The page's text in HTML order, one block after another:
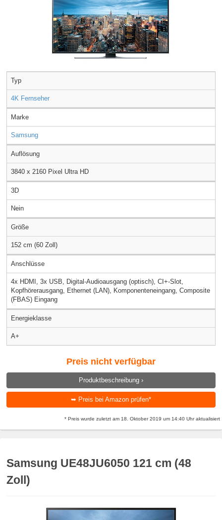
Typ
4K Fernseher
Marke
Samsung
Auflösung
3840 x 2160 Pixel Ultra HD
3D
Nein
Größe
152 cm (60 Zoll)
Anschlüsse
4x HDMI, 3x USB, Digital-Audioausgang (optisch), CI+-Slot,
Kopfhörerausgang, Ethernet (LAN), Komponenteneingang, Composite
(FBAS) Eingang
Energieklasse
A+
Preis nicht verfügbar
Produktbeschreibung ›
➥ Preis bei Amazon prüfen*
* Preis wurde zuletzt am 18. Oktober 2019 um 14:40 Uhr aktualisiert
Samsung UE48JU6050 121 cm (48
Zoll)